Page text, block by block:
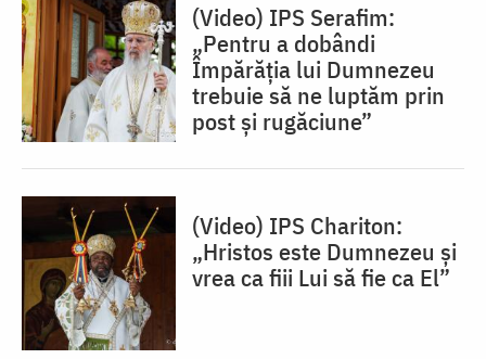
(Video) IPS Serafim:
„Pentru a dobândi
Împărăția lui Dumnezeu
trebuie să ne luptăm prin
post și rugăciune”
(Video) IPS Chariton:
„Hristos este Dumnezeu și
vrea ca fiii Lui să fie ca El”